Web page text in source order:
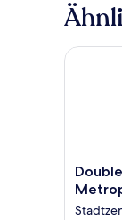
by